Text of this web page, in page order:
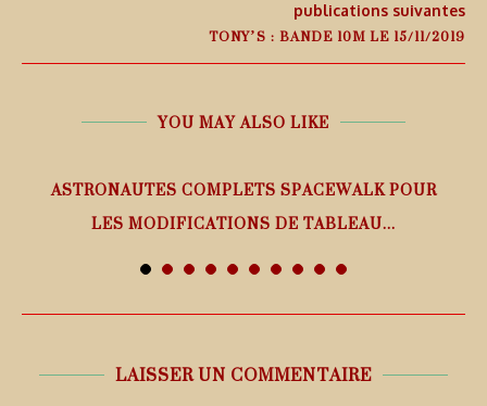
publications suivantes
TONY’S : BANDE 10M LE 15/11/2019
YOU MAY ALSO LIKE
ASTRONAUTES COMPLETS SPACEWALK POUR
LES MODIFICATIONS DE TABLEAU...
LAISSER UN COMMENTAIRE